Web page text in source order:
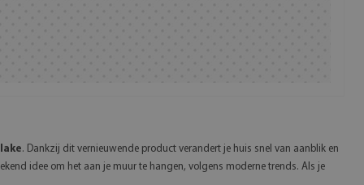
. Dankzij dit vernieuwende product verandert je huis snel van aanblik en
idee om het aan je muur te hangen, volgens moderne trends. Als je